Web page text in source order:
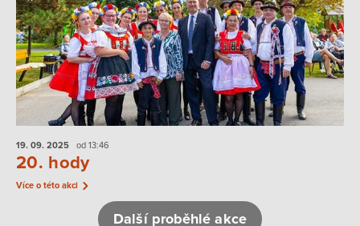
19. 09. 2025 od 13:46
20. hody
Více o této akci
Další proběhlé akce